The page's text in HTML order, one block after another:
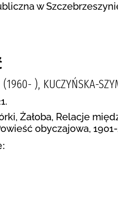
w
), KUCZYŃSKA-
Żałoba, Relacje
obyczajowa,